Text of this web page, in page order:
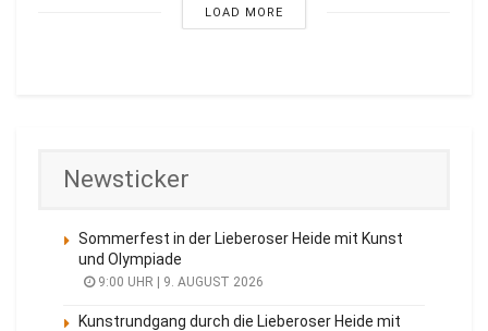
LOAD MORE
Newsticker
Sommerfest in der Lieberoser Heide mit Kunst
und Olympiade
9:00 UHR | 9. AUGUST 2026
Kunstrundgang durch die Lieberoser Heide mit